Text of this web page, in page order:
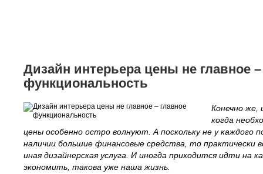
Дизайн интерьера цены не главное –
функциональность
Конечно же,
когда
цены особенно остро волнуют. А поскольку не у каждого
наличии большие финансовые средства, то практически
иная дизайнерская услуга. И иногда приходится идти на
экономить, такова уже наша жизнь.